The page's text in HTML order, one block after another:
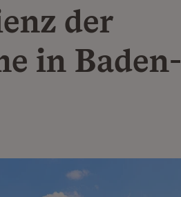
der
in Baden-